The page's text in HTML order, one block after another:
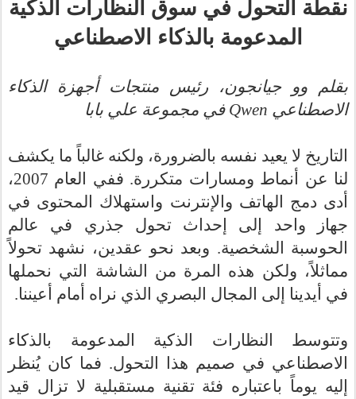
نقطة التحول في سوق النظارات الذكية
المدعومة بالذكاء الاصطناعي
بقلم وو جيانجون، رئيس منتجات أجهزة الذكاء
الاصطناعي Qwen في مجموعة علي بابا
التاريخ لا يعيد نفسه بالضرورة، ولكنه غالباً ما يكشف
لنا عن أنماط ومسارات متكررة. ففي ال
عام 2007،
أدى دمج الهاتف والإنترنت واستهلاك المحتوى في
جهاز واحد إلى إحداث تحول جذري في عالم
الحوسبة الشخصية. وبعد نحو عقدين، نشهد تحولاً
مماثلاً، ولكن هذه المرة من الشاشة التي نحملها
في أيدينا إلى المجال البصري الذي نراه أمام أعيننا.
وتتوسط النظارات الذكية المدعومة بالذكاء
الاصطناعي في صميم هذا التحول. فما كان يُنظر
إليه يوماً باعتباره فئة تقنية مستقبلية لا تزال قيد